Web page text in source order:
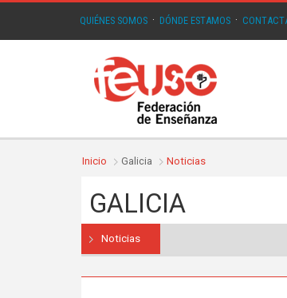
QUIÉNES SOMOS · DÓNDE ESTAMOS ·
Inicio Galicia Noticias
GALICIA
Noticias